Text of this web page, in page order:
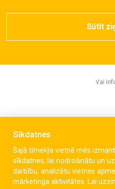
Sūtīt
Vai
Sīkdatnes
Šajā tīmekļa vietnē mēs
sīkdatnes, lai nodrošinātu un
darbību, analizētu vietnes
mārketinga aktivitātes. Lai